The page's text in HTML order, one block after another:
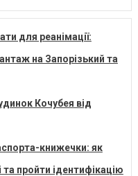
для реанімації:
на Запорізький та
Кочубея від
книжечки: як
пройти ідентифікацію